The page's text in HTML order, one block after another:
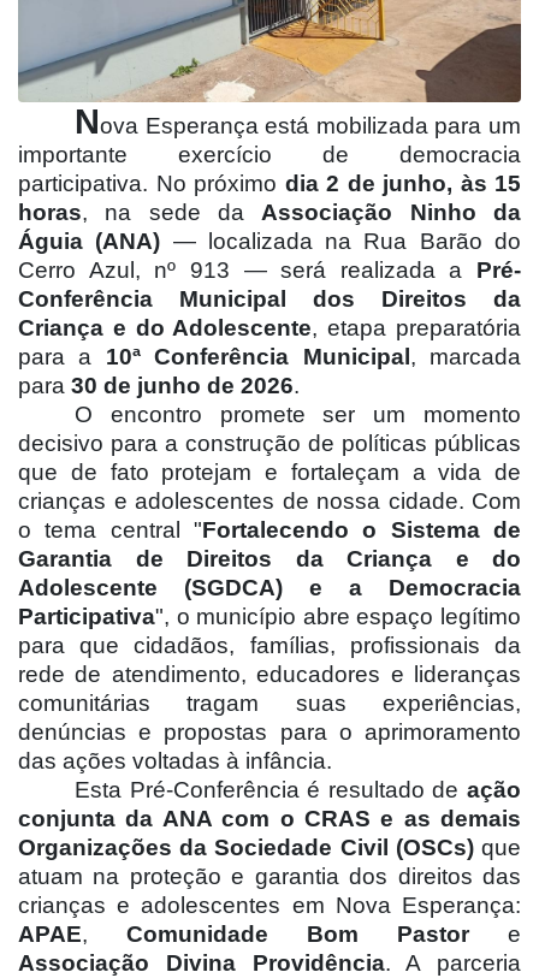
Nova Esperança está mobilizada para um
importante exercício de democracia
participativa. No próximo dia 2 de junho, às 15
horas, na sede daAssociação Ninho da
Águia (ANA) — localizada na Rua Barão do
Cerro Azul, nº 913 — será realizada a Pré-
Conferência Municipal dos Direitos da
Criança e do Adolescente, etapa preparatória
para a 10ª Conferência Municipal , marcada
para 30 de junho de 2026.
O encontro promete ser um momento
decisivo para a construção de políticas públicas
que de fato protejam e fortaleçam a vida de
crianças e adolescentes de nossa cidade. Com
o tema central "Fortalecendo o Sistema de
Garantia de Direitos da Criança e do
Adolescente (SGDCA) e a Democracia
Participativa", o município abre espaço legítimo
para que cidadãos, famílias, profissionais da
rede de atendimento, educadores e lideranças
comunitárias tragam suas experiências,
denúncias e propostas para o aprimoramento
das ações voltadas à infância.
Esta Pré-Conferência é resultado de ação
conjunta da ANA com o CRAS e as demais
Organizações da Sociedade Civil (OSCs)que
atuam na proteção e garantia dos direitos das
crianças e adolescentes em Nova Esperança:
APAE, Comunidade Bom Pastore
Associação Divina Providência. A parceria